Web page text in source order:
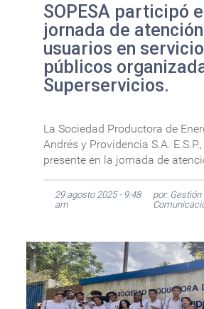
SOPESA participó
jornada de
usuarios en
públicos
Superservicios.
La Sociedad Productora de
Andrés y Providencia S.A.
presente en la jornada de
29 agosto 2025 - 9:48
am
por: Gestión